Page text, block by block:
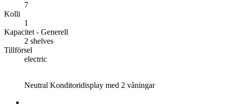
7
Kolli
1
Kapacitet - Generell
2 shelves
Tillförsel
electric
Neutral Konditoridisplay med 2 våningar